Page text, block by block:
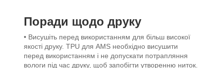
Поради щодо друку
• Висушіть перед використанням для більш високої
якості друку. TPU для AMS необхідно висушити
перед використанням і не допускати потрапляння
вологи під час друку, щоб запобігти утворенню ниток.